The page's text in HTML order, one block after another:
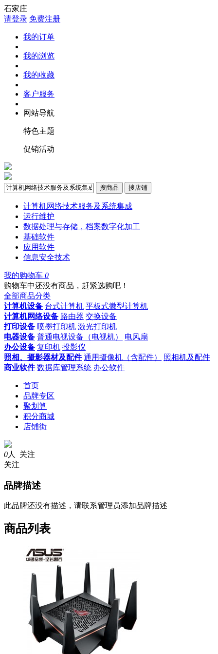
石家庄
请登录 免费注册
我的订单
我的浏览
我的收藏
客户服务
网站导航
特色主题
促销活动
搜商品 搜店铺
计算机网络技术服务及系统集成
运行维护
数据处理与存储，档案数字化加工
基础软件
应用软件
信息安全技术
我的购物车 0
购物车中还没有商品，赶紧选购吧！
全部商品分类
计算机设备 台式计算机 平板式微型计算机
计算机网络设备 路由器 交换设备
打印设备 喷墨打印机 激光打印机
电器设备 普通电视设备（电视机）
电风扇
办公设备 复印机 投影仪
照相、摄影器材及配件 通用摄像机（含配件）
照相机及配件
商业软件 数据库管理系统 办公软件
首页
品牌专区
聚划算
积分商城
店铺街
0人 关注
关注
品牌描述
此品牌还没有描述，请联系管理员添加品牌描述
商品列表